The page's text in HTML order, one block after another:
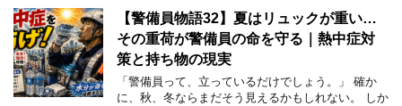
【警備員物語32】夏はリュックが重い…
その重荷が警備員の命を守る｜熱中症対
策と持ち物の現実
「警備員って、立っているだけでしょう。」 確か
に、秋、冬ならまだそう見えるかもしれない。 しか